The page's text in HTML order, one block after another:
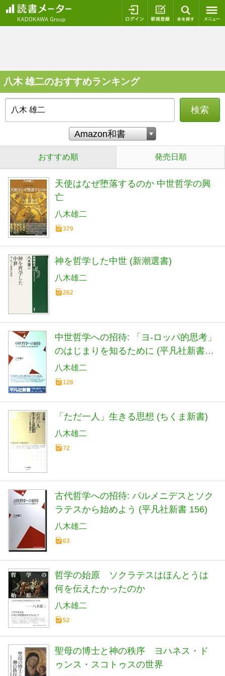
ログイン 新規登録
八木 雄二のおすすめランキング
検索
おすすめ順 発売日順
天使はなぜ堕落するのか 中世哲学の興
亡
八木雄二
379
神を哲学した中世 (新潮選書)
八木雄二
262
中世哲学への招待: 「ヨ-ロッパ的思考」
のはじまりを知るために (平凡社新書
69)
八木雄二
128
「ただ一人」生きる思想 (ちくま新書)
八木雄二
72
古代哲学への招待: パルメニデスとソク
ラテスから始めよう (平凡社新書 156)
八木雄二
63
哲学の始原 ソクラテスはほんとうは
何を伝えたかったのか
八木雄二
52
聖母の博士と神の秩序 ヨハネス・ド
ゥンス・スコトゥスの世界